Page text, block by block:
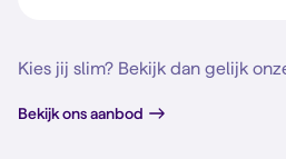
Kies jij slim? Bekijk dan gelijk
Bekijk ons aanbod